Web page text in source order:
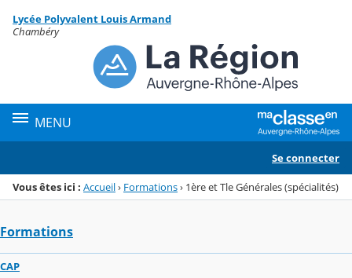
Menu de la rubrique
Contenu
Lycée Polyvalent Louis Armand
Chambéry
MENU
Se connecter
Vous êtes ici : Accueil› Formations› 1ère et Tle Générales (spécialités)
Formations
CAP